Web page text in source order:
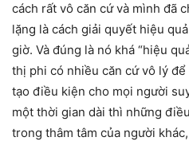
cách rất vô căn cứ và mình đã
lặng là cách giải quyết hiệu
giờ. Và đúng là nó khá “hiệu
thị phi có nhiều căn cứ vô lý
tạo điều kiện cho mọi người
một thời gian dài thì những
trong thâm tâm của người